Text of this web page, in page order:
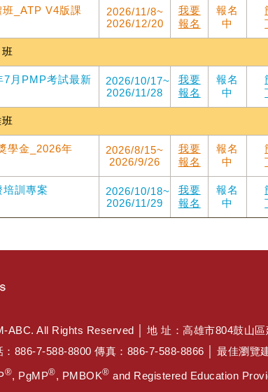
_ATP V4版課
2026/11/8~
2026/12/20
我要
報名
報名
中
7月PMP考試最新
2026/10/17~
2026/11/28
我要
報名
報名
中
學金_2026年
2026/8/15~
2026/9/26
我要
報名
報名
中
訓專案
2026/10/18~
2026/11/29
我要
報名
報名
中
All Rights Reserved │ 地 址：高雄市804鼓山區
：886-7-588-8800 傳真：886-7-588-8866 │ 最佳瀏覽
®, PgMP®, PMBOK® and Registered Education